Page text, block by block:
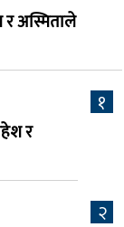
अफ
पत्रिका
अस्मिताले
१
र
२